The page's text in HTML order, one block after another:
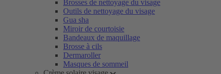
Brosses de nettoyage du visage
Outils de nettoyage du visage
Gua sha
Miroir de courtoisie
Bandeaux de maquillage
Brosse à cils
Dermaroller
Masques de sommeil